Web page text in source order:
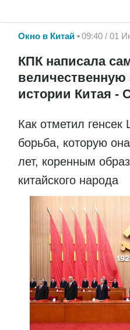
Окно в Китай 09:40 / 01
КПК написала
истории Китая -
Как отметил
борьба, которую
лет, коренным
китайского народа